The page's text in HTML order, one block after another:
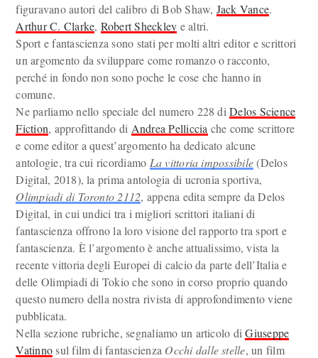
figuravano autori del calibro di Bob Shaw, Jack Vance.
Arthur C. Clarke, Robert Sheckley e altri.
Sport e fantascienza sono stati per molti altri editor e scrittori
un argomento da sviluppare come romanzo o racconto,
perché in fondo non sono poche le cose che hanno in
comune.
Ne parliamo nello speciale del numero 228 diDelos Science
Fiction, approfittando di Andrea Pelliccia che come scrittore
e come editor a quest’argomento ha dedicato alcune
antologie, tra cui ricordiamo La vittoria impossibile(Delos
Digital, 2018), la prima antologia di ucronia sportiva,
Olimpiadi di Toronto 2112, appena edita sempre da Delos
Digital, in cui undici tra i migliori scrittori italiani di
fantascienza offrono la loro visione del rapporto tra sport e
fantascienza. È l’argomento è anche attualissimo, vista la
recente vittoria degli Europei di calcio da parte dell’Italia e
delle Olimpiadi di Tokio che sono in corso proprio quando
questo numero della nostra rivista di approfondimento viene
pubblicata.
Nella sezione rubriche, segnaliamo un articolo diGiuseppe
Vatinnosul film di fantascienza Occhi dalle stelle, un film